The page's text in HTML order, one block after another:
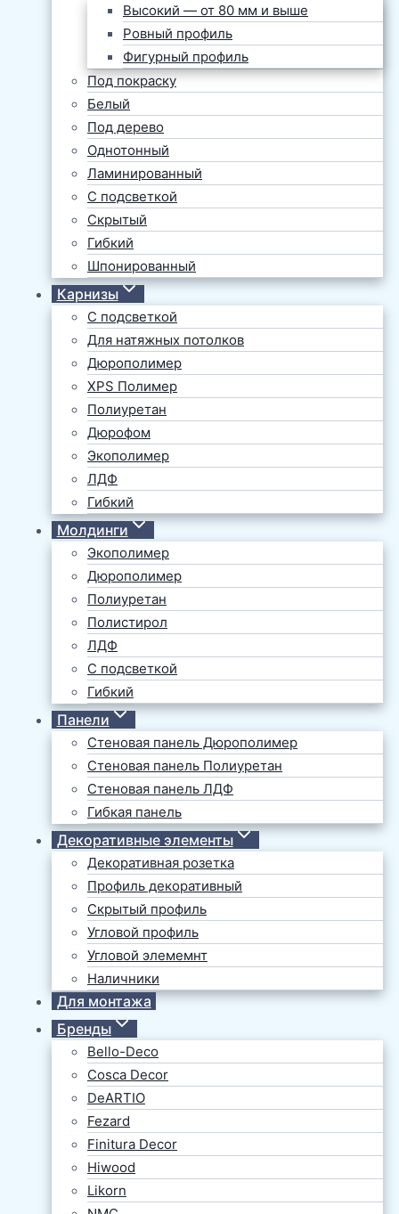
Высокий — от 80 мм и выше
Ровный профиль
Фигурный профиль
Под покраску
Белый
Под дерево
Однотонный
Ламинированный
С подсветкой
Скрытый
Гибкий
Шпонированный
Карнизы
С подсветкой
Для натяжных потолков
Дюрополимер
XPS Полимер
Полиуретан
Дюрофом
Экополимер
ЛДФ
Гибкий
Молдинги
Экополимер
Дюрополимер
Полиуретан
Полистирол
ЛДФ
С подсветкой
Гибкий
Панели
Стеновая панель Дюрополимер
Стеновая панель Полиуретан
Стеновая панель ЛДФ
Гибкая панель
Декоративные элементы
Декоративная розетка
Профиль декоративный
Скрытый профиль
Угловой профиль
Угловой элемемнт
Наличники
Для монтажа
Бренды
Bello-Deco
Cosca Decor
DeARTIO
Fezard
Finitura Decor
Hiwood
Likorn